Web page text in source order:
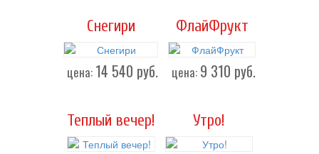
Снегири
цена: 14 540 руб.
ФлайФрукт
цена: 9 310 руб.
Теплый вечер! Утро!